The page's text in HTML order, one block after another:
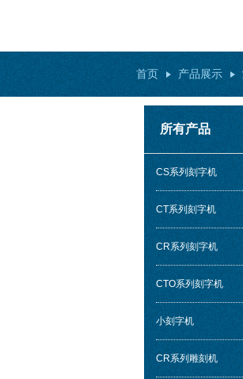
首页 产品展示
所有产品
CS系列刻字机
CT系列刻字机
CR系列刻字机
CTO系列刻字机
小刻字机
CR系列雕刻机